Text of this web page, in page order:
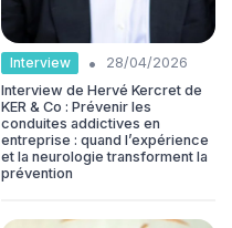
Interview •
28/04/2026
Interview de Hervé Kercret de
KER & Co : Prévenir les
conduites addictives en
entreprise : quand l’expérience
et la neurologie transforment la
prévention